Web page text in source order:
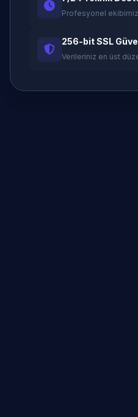
Profesyonel ekibimiz
256-bit SSL
Verileriniz en üst